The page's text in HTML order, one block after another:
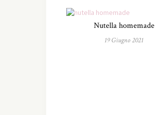
Nutella homemade
19 Giugno 2021